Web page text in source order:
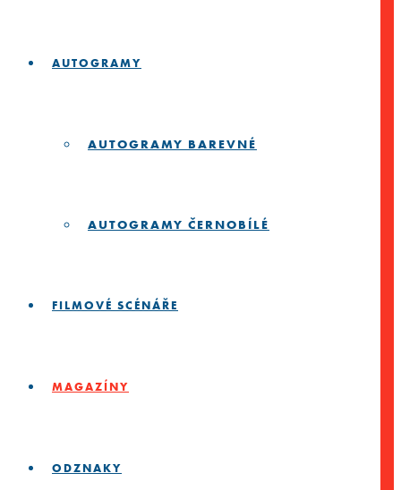
AUTOGRAMY
AUTOGRAMY BAREVNÉ
AUTOGRAMY ČERNOBÍLÉ
FILMOVÉ SCÉNÁŘE
MAGAZÍNY
ODZNAKY